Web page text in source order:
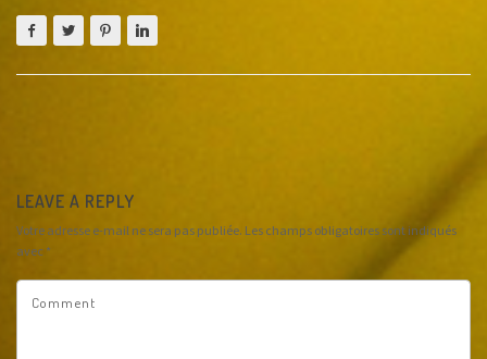
LEAVE A REPLY
Votre adresse e-mail ne sera pas publiée. Les champs obligatoires sont indiqués
avec *